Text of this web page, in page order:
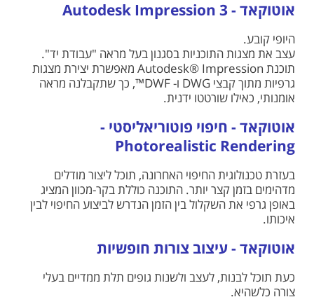
אוטוקאד - Autodesk Impression 3
היופי קובע.
עצב את מצגות התוכניות בסגנון בעל מראה "עבודת יד".
תוכנת Autodesk® Impression מאפשרת יצירת מצגות
גרפיות מתוך קבצי DWG ו- DWF™, כך שתקבלנה מראה
אומנותי, כאילו שורטטו ידנית.
אוטוקאד - חיפוי פוטוריאליסטי -
Photorealistic Rendering
בעזרת טכנולוגית החיפוי האחרונה, תוכל ליצור מודלים
מדהימים בזמן קצר יותר. התוכנה כוללת בקר-מכוון המציג
באופן גרפי את השקלול בין הזמן הנדרש לביצוע החיפוי לבין
איכותו.
אוטוקאד - עיצוב צורות חופשיות
כעת תוכל לבנות, לעצב ולשנות גופים תלת ממדיים בעלי
צורה כלשהיא.